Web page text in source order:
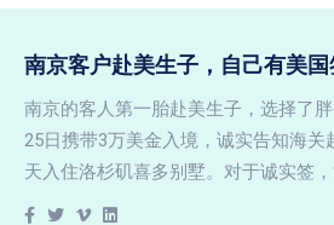
南京客户赴美生子，自己有美国
南京的客人第一胎赴美生子，选择了
25日携带3万美金入境，诚实告知海
天入住洛杉矶喜多别墅。对于诚实签，